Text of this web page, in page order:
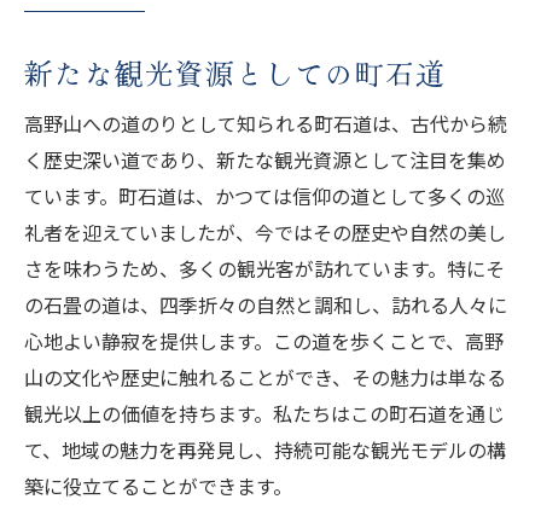
新たな観光資源としての町石道
高野山への道のりとして知られる町石道は、古代から続
く歴史深い道であり、新たな観光資源として注目を集め
ています。町石道は、かつては信仰の道として多くの巡
礼者を迎えていましたが、今ではその歴史や自然の美し
さを味わうため、多くの観光客が訪れています。特にそ
の石畳の道は、四季折々の自然と調和し、訪れる人々に
心地よい静寂を提供します。この道を歩くことで、高野
山の文化や歴史に触れることができ、その魅力は単なる
観光以上の価値を持ちます。私たちはこの町石道を通じ
て、地域の魅力を再発見し、持続可能な観光モデルの構
築に役立てることができます。